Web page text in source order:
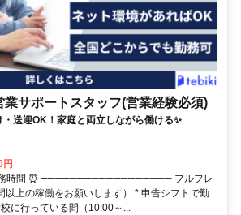
業サポートスタッフ(営業経験必須)
送迎OK！家庭と両立しながら働ける✨
円
務時間 ⏰ ────────────────── フルフレ
以上の稼働をお願いします） * 申告シフトで勤
に行っている間（10:00～...